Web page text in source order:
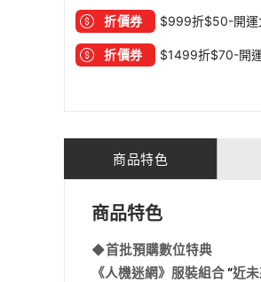
折價券 $999折$50-開
折價券 $1499折$70-開
商品特色
商品特色
◆首批預購數位特典
《人機迷網》服裝組合“近